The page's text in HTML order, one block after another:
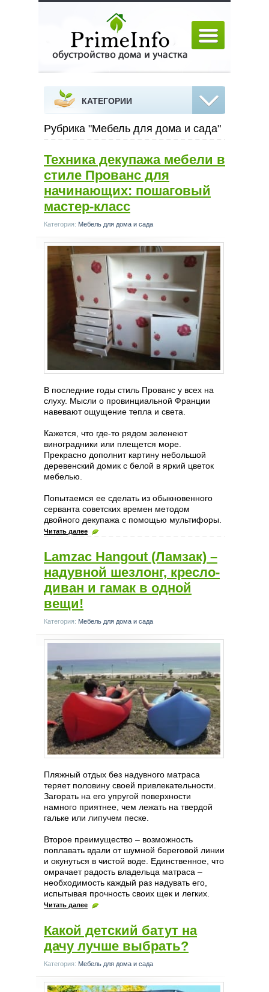
КАТЕГОРИИ
Рубрика "Мебель для дома и сада"
Техника декупажа мебели в
стиле Прованс для
начинающих: пошаговый
мастер-класс
Категория: Мебель для дома и сада
В последние годы стиль Прованс у всех на
слуху. Мысли о провинциальной Франции
навевают ощущение тепла и света.
Кажется, что где-то рядом зеленеют
виноградники или плещется море.
Прекрасно дополнит картину небольшой
деревенский домик с белой в яркий цветок
мебелью.
Попытаемся ее сделать из обыкновенного
серванта советских времен методом
двойного декупажа с помощью мультифоры.
Читать далее
Lamzac Hangout (Ламзак) –
надувной шезлонг, кресло-
диван и гамак в одной
вещи!
Категория: Мебель для дома и сада
Пляжный отдых без надувного матраса
теряет половину своей привлекательности.
Загорать на его упругой поверхности
намного приятнее, чем лежать на твердой
гальке или липучем песке.
Второе преимущество – возможность
поплавать вдали от шумной береговой линии
и окунуться в чистой воде. Единственное, что
омрачает радость владельца матраса –
необходимость каждый раз надувать его,
испытывая прочность своих щек и легких.
Читать далее
Какой детский батут на
дачу лучше выбрать?
Категория: Мебель для дома и сада